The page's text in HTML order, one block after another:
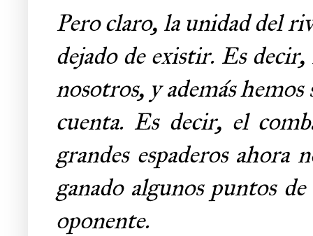
Pero claro, la unidad del
dejado de existir. Es
nosotros, y además
cuenta. Es decir, el
grandes espaderos ahora
ganado algunos puntos
oponente.